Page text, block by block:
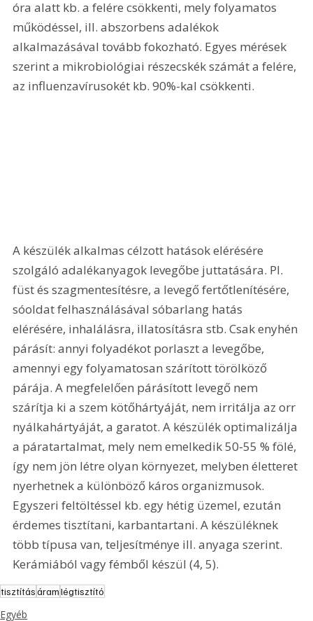
óra alatt kb. a felére csökkenti, mely folyamatos
működéssel, ill. abszorbens adalékok
alkalmazásával tovább fokozható. Egyes mérések
szerint a mikrobiológiai részecskék számát a felére,
az influenzavírusokét kb. 90%-kal csökkenti.
A készülék alkalmas célzott hatások elérésére
szolgáló adalékanyagok levegőbe juttatására. Pl.
füst és szagmentesítésre, a levegő fertőtlenítésére,
sóoldat felhasználásával sóbarlang hatás
elérésére, inhalálásra, illatosításra stb. Csak enyhén
párásít: annyi folyadékot porlaszt a levegőbe,
amennyi egy folyamatosan szárított törölköző
párája. A megfelelően párásított levegő nem
szárítja ki a szem kötőhártyáját, nem irritálja az orr
nyálkahártyáját, a garatot. A készülék optimalizálja
a páratartalmat, mely nem emelkedik 50-55 % fölé,
így nem jön létre olyan környezet, melyben életteret
nyerhetnek a különböző káros organizmusok.
Egyszeri feltöltéssel kb. egy hétig üzemel, ezután
érdemes tisztítani, karbantartani. A készüléknek
több típusa van, teljesítménye ill. anyaga szerint.
Kerámiából vagy fémből készül (4, 5).
tisztításáramlégtisztító
Egyéb